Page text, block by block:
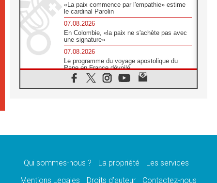
«La paix commence par l'empathie» estime
le cardinal Parolin
07.08.2026
En Colombie, «la paix ne s'achète pas avec
une signature»
07.08.2026
Le programme du voyage apostolique du
Pape en France dévoilé
07.08.2026
1ère Conférence continentale sur l'éducation
07.08.2026
07.08.2026
lancement des «dix jours de prière pour la
Qui sommes-nous ? La propriété
Les services
Mentions Legales
Droits d’auteur Contactez-nous